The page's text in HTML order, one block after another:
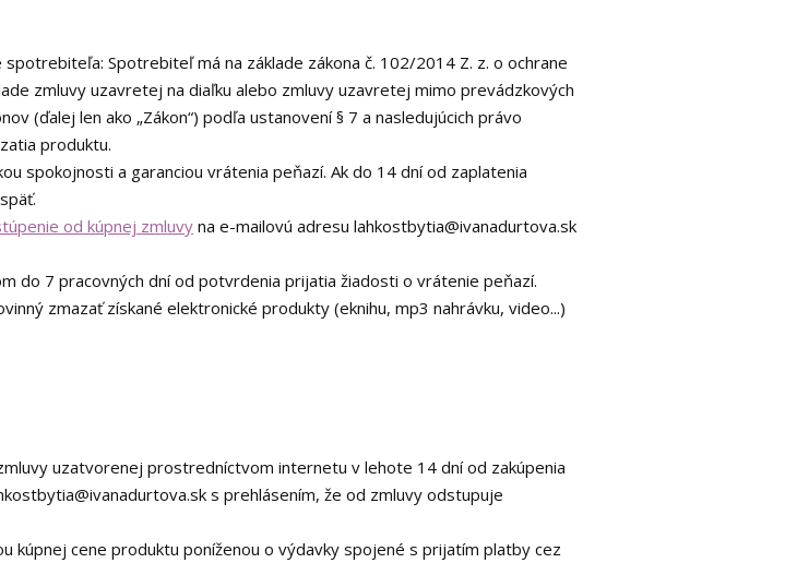
Spotrebiteľ má na základe zákona č. 102/2014 Z. z. o ochrane
zmluvy uzavretej na diaľku alebo zmluvy uzavretej mimo prevádzkových
(ďalej len ako „Zákon“) podľa ustanovení § 7 a nasledujúcich právo
produktu.
spokojnosti a garanciou vrátenia peňazí. Ak do 14 dní od zaplatenia
od kúpnej zmluvyna e-mailovú adresu lahkostbytia@ivanadurtova.sk
do 7 pracovných dní od potvrdenia prijatia žiadosti o vrátenie peňazí.
zmazať získané elektronické produkty (eknihu, mp3 nahrávku, video...)
uzatvorenej prostredníctvom internetu v lehote 14 dní od zakúpenia
s prehlásením, že od zmluvy odstupuje
kúpnej cene produktu poníženou o výdavky spojené s prijatím platby cez